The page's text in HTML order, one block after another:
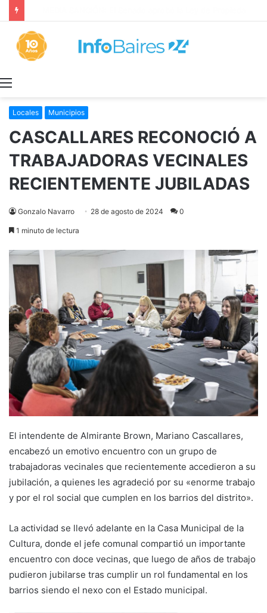
Locales Municipios
CASCALLARES RECONOCIÓ A
TRABAJADORAS VECINALES
RECIENTEMENTE JUBILADAS
Gonzalo Navarro 28 de agosto de 2024 0
1 minuto de lectura
El intendente de Almirante Brown, Mariano Cascallares,
encabezó un emotivo encuentro con un grupo de
trabajadoras vecinales que recientemente accedieron a su
jubilación, a quienes les agradeció por su «enorme trabajo
y por el rol social que cumplen en los barrios del distrito».
La actividad se llevó adelante en la Casa Municipal de la
Cultura, donde el jefe comunal compartió un importante
encuentro con doce vecinas, que luego de años de trabajo
pudieron jubilarse tras cumplir un rol fundamental en los
barrios siendo el nexo con el Estado municipal.